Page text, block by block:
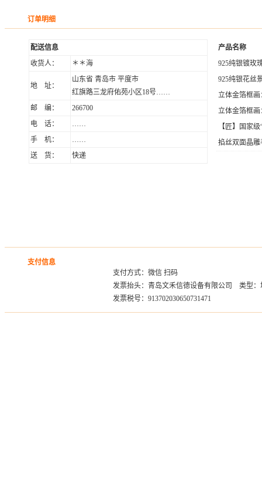
订单明细
配送信息
收货人：
＊＊海
地 址：
山东省 青岛市 平度市
红旗路三龙府佑苑小区18号……
邮 编：
266700
电 话：
……
手 机：
……
送 货：
快递
产品名称
925纯银镀玫
925纯银花丝
立体金箔框
立体金箔框
【匠】国家
掐丝双面晶雕
支付信息
支付方式：微信 扫码
发票抬头：青岛文禾信德设备有限公司 类型：
发票税号：913702030650731471